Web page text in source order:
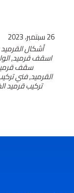
26 سبتمبر، 2023
أشكال
اسقف قرميد,
سقف
القرميد,فني
تركيب قرميد